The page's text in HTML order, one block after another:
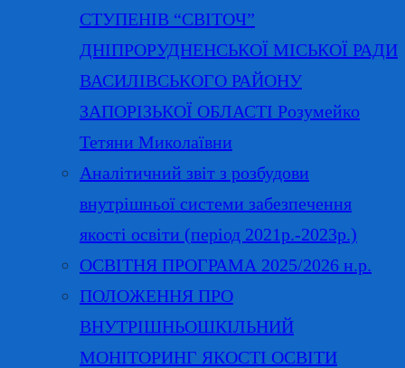
СТУПЕНІВ “СВІТОЧ”
ДНІПРОРУДНЕНСЬКОЇ МІСЬКОЇ РАДИ
ВАСИЛІВСЬКОГО РАЙОНУ
ЗАПОРІЗЬКОЇ ОБЛАСТІ Розумейко
Тетяни Миколаївни
Аналітичний звіт з розбудови
внутрішньої системи забезпечення
якості освіти (період 2021р.-2023р.)
ОСВІТНЯ ПРОГРАМА 2025/2026 н.р.
ПОЛОЖЕННЯ ПРО
ВНУТРІШНЬОШКІЛЬНИЙ
МОНІТОРИНГ ЯКОСТІ ОСВІТИ